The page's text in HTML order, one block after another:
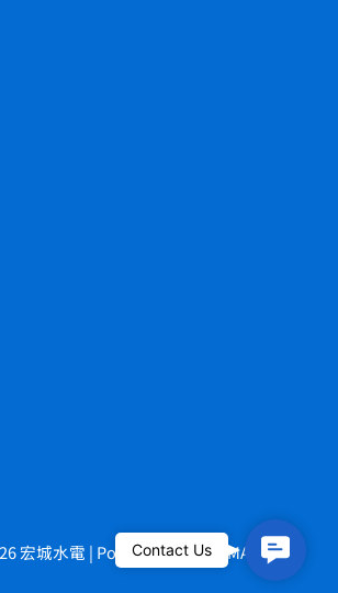
宏城水電 | Powered by HOWMAI TechContact
Contact Us